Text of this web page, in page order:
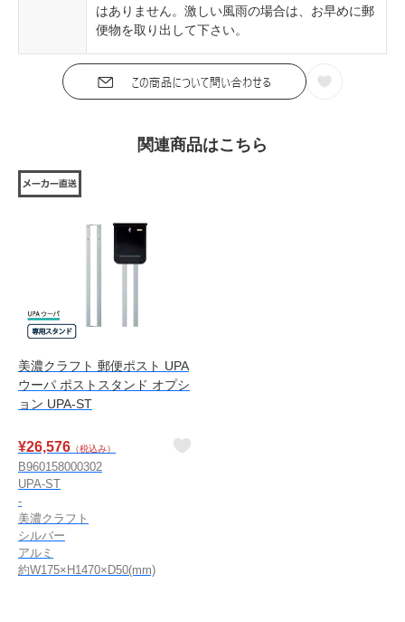
はありません。激しい風雨の場合は、お早めに郵
便物を取り出して下さい。
関連商品はこちら
美濃クラフト 郵便ポスト UPA
ウーパ ポストスタンド オプシ
ョン UPA-ST
¥26,576 （税込み）
B960158000302
UPA-ST
-
美濃クラフト
シルバー
アルミ
約W175×H1470×D50(mm)